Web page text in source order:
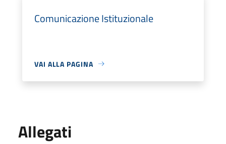
Comunicazione Istituzionale
VAI ALLA PAGINA
Allegati